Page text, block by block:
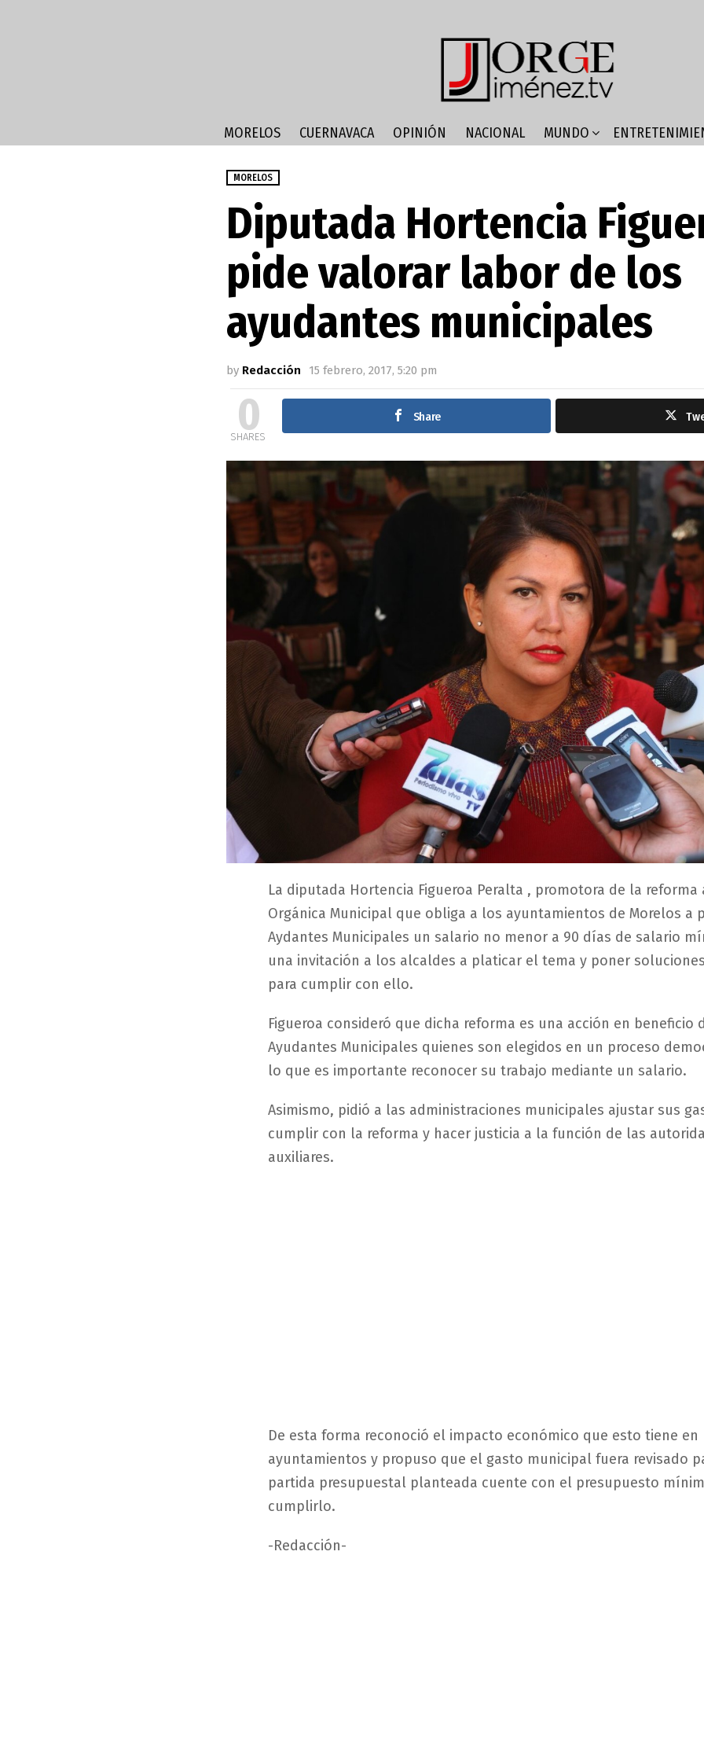
MORELOS CUERNAVACA OPINIÓN NACIONAL MUNDO
MORELOS
Diputada Hortencia
pide valorar labor de los
ayudantes municipales
by Redacción 15 febrero, 2017, 5:20 pm
0
SHARES
Share
La diputada Hortencia Figueroa Peralta , promotora de la reforma
Orgánica Municipal que obliga a los ayuntamientos de Morelos a
Aydantes Municipales un salario no menor a 90 días de salario
una invitación a los alcaldes a platicar el tema y poner
para cumplir con ello.
Figueroa consideró que dicha reforma es una acción en beneficio
Ayudantes Municipales quienes son elegidos en un proceso
lo que es importante reconocer su trabajo mediante un salario.
Asimismo, pidió a las administraciones municipales ajustar sus
cumplir con la reforma y hacer justicia a la función de las
auxiliares.
De esta forma reconoció el impacto económico que esto tiene en
ayuntamientos y propuso que el gasto municipal fuera revisado
partida presupuestal planteada cuente con el presupuesto
cumplirlo.
-Redacción-